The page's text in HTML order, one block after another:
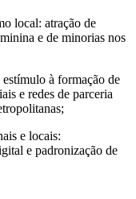
local: atração de
e de minorias nos
à formação de
e redes de parceria
e locais:
e padronização de